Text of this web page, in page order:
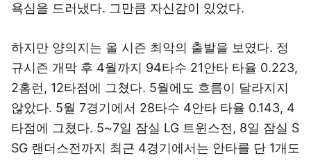
욕심을 드러냈다. 그만큼 자신감이 있었다.
하지만 양의지는 올 시즌 최악의 출발을 보였다. 정
규시즌 개막 후 4월까지 94타수 21안타 타율 0.223,
2홈런, 12타점에 그쳤다. 5월에도 흐름이 달라지지
않았다. 5월 7경기에서 28타수 4안타 타율 0.143, 4
타점에 그쳤다. 5~7일 잠실 LG 트윈스전, 8일 잠실 S
SG 랜더스전까지 최근 4경기에서는 안타를 단 1개도